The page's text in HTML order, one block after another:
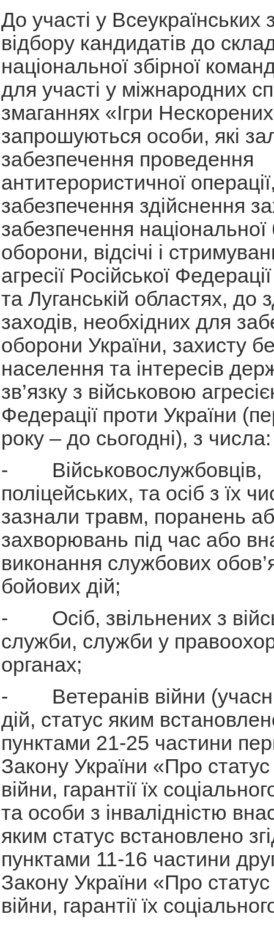
До участі у Всеукраїнських
відбору кандидатів до
національної збірної
для участі у міжнародних
змаганнях «Ігри
запрошуються особи, які
забезпечення проведення
антитерористичної
забезпечення здійснення
забезпечення національної
оборони, відсічі і
агресії Російської
та Луганській областях, до
заходів, необхідних для
оборони України, захисту
населення та інтересів
зв’язку з військовою
Федерації проти України
року – до сьогодні), з числа:
- Військовослужбовців,
поліцейських, та осіб з їх
зазнали травм, поранень
захворювань під час або
виконання службових
бойових дій;
- Осіб, звільнених з
служби, служби у
органах;
- Ветеранів війни
дій, статус яким
пунктами 21-25 частини
Закону України «Про статус
війни, гарантії їх
та особи з інвалідністю
яким статус встановлено
пунктами 11-16 частини
Закону України «Про статус
війни, гарантії їх